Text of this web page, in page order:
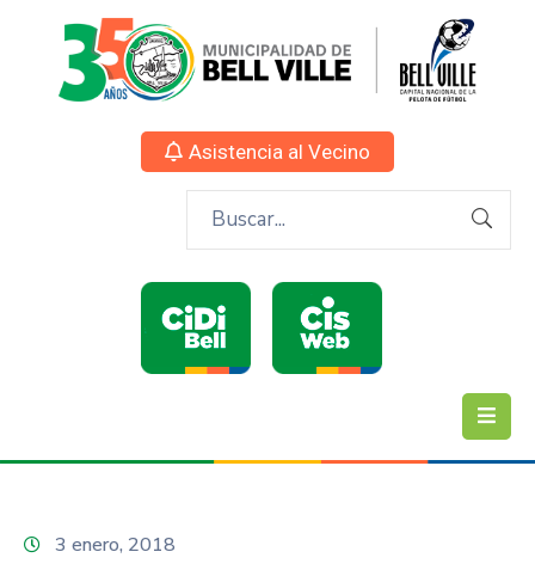
Asistencia al Vecino
3 enero, 2018